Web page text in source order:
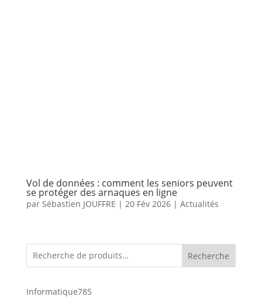
Vol de données : comment les seniors peuvent
se protéger des arnaques en ligne
par Sébastien JOUFFRE | 20 Fév 2026| Actualités
Recherche
Informatique785785